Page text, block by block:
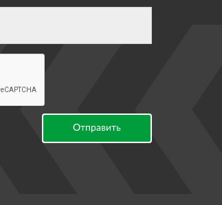
Отправить